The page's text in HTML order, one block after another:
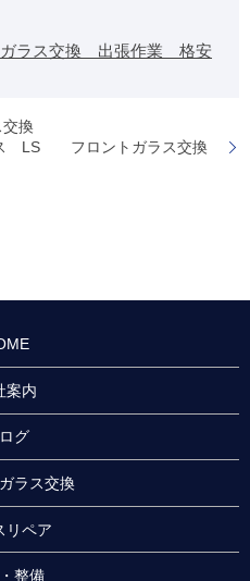
ガラス交換 出張作業 格安
換
LS フロントガラス交換
案内
グ
ラス交換
リペア
整備